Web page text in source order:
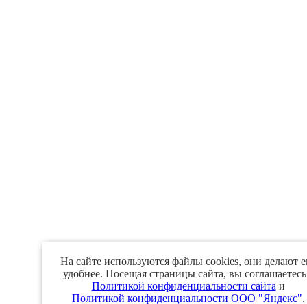
На сайте используются файлы cookies, они делают
удобнее. Посещая страницы сайта, вы
Политикой конфиденциальности сайта и
Политикой конфиденциальности ООО "Яндекс".